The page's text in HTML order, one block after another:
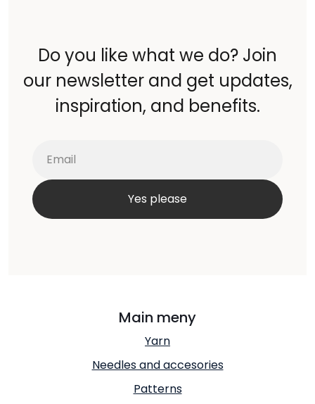
Do you like what we do? Join
our newsletter and get updates,
inspiration, and benefits.
Main meny
Yarn
Needles and accesories
Patterns